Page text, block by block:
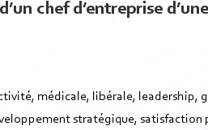
chef d’entreprise
médicale, libérale, leadership,
stratégique, satisfaction